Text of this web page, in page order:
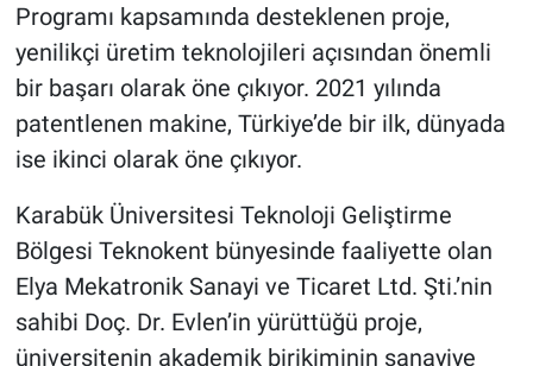
Programı kapsamında desteklenen proje,
yenilikçi üretim teknolojileri açısından önemli
bir başarı olarak öne çıkıyor. 2021 yılında
patentlenen makine, Türkiye’de bir ilk, dünyada
ise ikinci olarak öne çıkıyor.
Karabük Üniversitesi Teknoloji Geliştirme
Bölgesi Teknokent bünyesinde faaliyette olan
Elya Mekatronik Sanayi ve Ticaret Ltd. Şti.’nin
sahibi Doç. Dr. Evlen’in yürüttüğü proje,
üniversitenin akademik birikiminin sanayiye